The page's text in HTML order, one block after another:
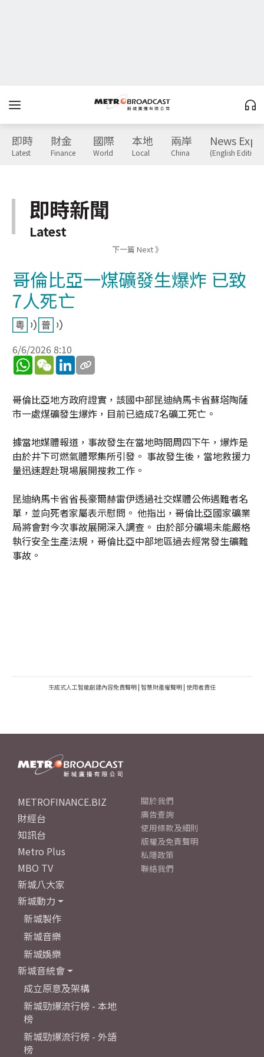
即時
Latest
財金
Finance
國際
World
本地
Local
兩岸
China
News
(English Edition)
即時新聞
Latest
下一篇 Next 》
哥倫比亞一煤礦發生爆炸 已致
7人死亡
6/6/2026 8:10
WhatsApp
WeChatLinkedIn
哥倫比亞地方政府證實，該國中部昆迪納馬卡省蘇塔陶薩
市一處煤礦發生爆炸，目前已造成7名礦工死亡。
據當地媒體報道，事故發生在當地時間周四下午，爆炸是
由於井下可燃氣體聚集所引發。 事故發生後，當地救援力
量迅速趕赴現場展開搜救工作。
昆迪納馬卡省省長豪爾赫雷伊透過社交媒體公佈遇難者名
單，並向死者家屬表示慰問。 他指出，哥倫比亞國家礦業
局將會對今次事故展開深入調查。 由於部分礦場未能嚴格
執行安全生產法規，哥倫比亞中部地區過去經常發生礦難
事故。
生成式人工智能創建內容免責聲明 | 智慧財產權聲明 | 使用者責任
METROFINANCE.BIZ
財經台
知訊台
Metro Plus
MBO TV
新城八大家
新城動力
新城製作
新城音樂
新城娛樂
新城音統會
成立原意及架構
新城勁爆流行榜 - 本地
榜
新城勁爆流行榜 - 外語
榜
關於我們
廣告查詢
使用條款及細則
版權及免責聲明
私隱政策
聯絡我們